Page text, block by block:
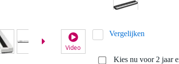
Video
Vergelijken
Kies nu voor 2 jaar